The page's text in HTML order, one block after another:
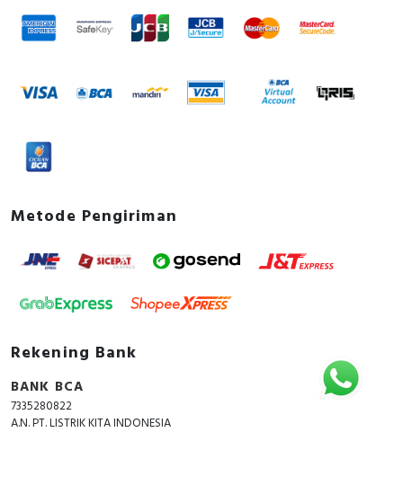
Metode Pengiriman
Rekening Bank
BANK BCA
7335280822
A.N. PT. LISTRIK KITA INDONESIA